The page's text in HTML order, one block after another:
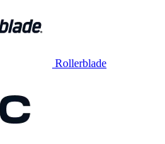
Rollerblade